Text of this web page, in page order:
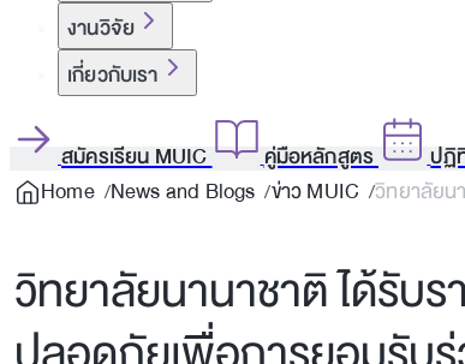
งานวิจัย
เกี่ยวกับเรา
สมัครเรียน MUIC คู่มือหลักสูตร ปฏิ
Home News and Blogs ข่าว MUIC วิทยาลัยน
วิทยาลัยนานาชาติ ได้รับ